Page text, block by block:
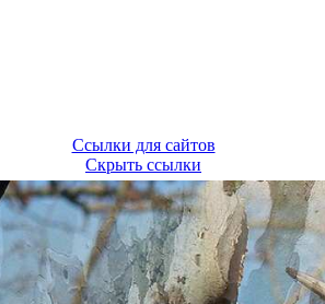
Ссылки для сайтов
Скрыть ссылки